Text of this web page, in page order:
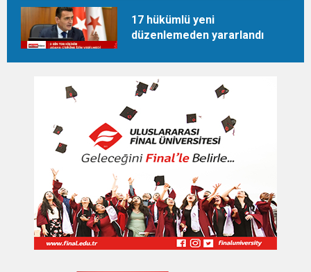
17 hükümlü yeni
düzenlemeden yararlandı